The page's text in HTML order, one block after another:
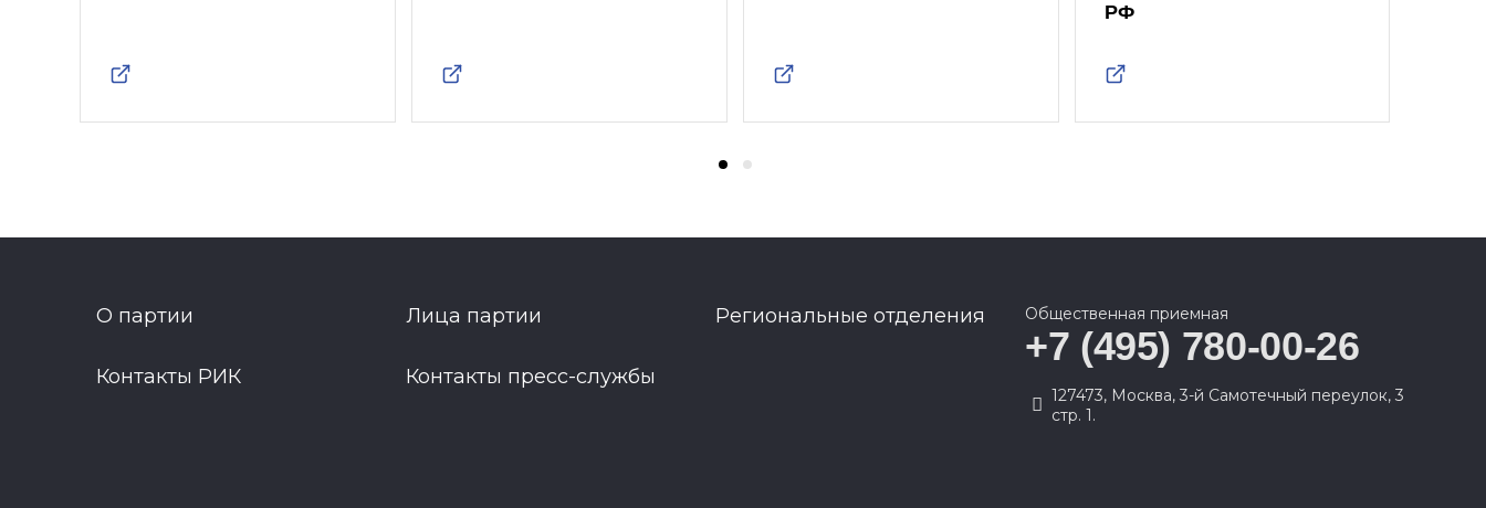
РФ
О партии Лица партии Региональные отделения
Контакты РИК Контакты пресс-службы
Общественная приемная
+7 (495) 780-00-26
127473, Москва, 3-й Самотечный переулок, 3
стр. 1.